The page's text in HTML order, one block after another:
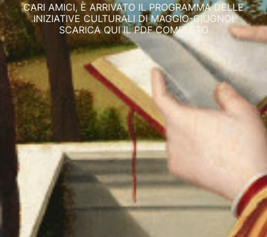
CARI AMICI, È ARRIVATO IL PROGRAMMA DELLE
INIZIATIVE CULTURALI DI MAGGIO-GIUGNO!
SCARICA QUI IL PDF COMPLETO